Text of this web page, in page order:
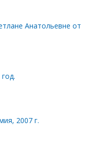
Анатольевне от
2007 г.